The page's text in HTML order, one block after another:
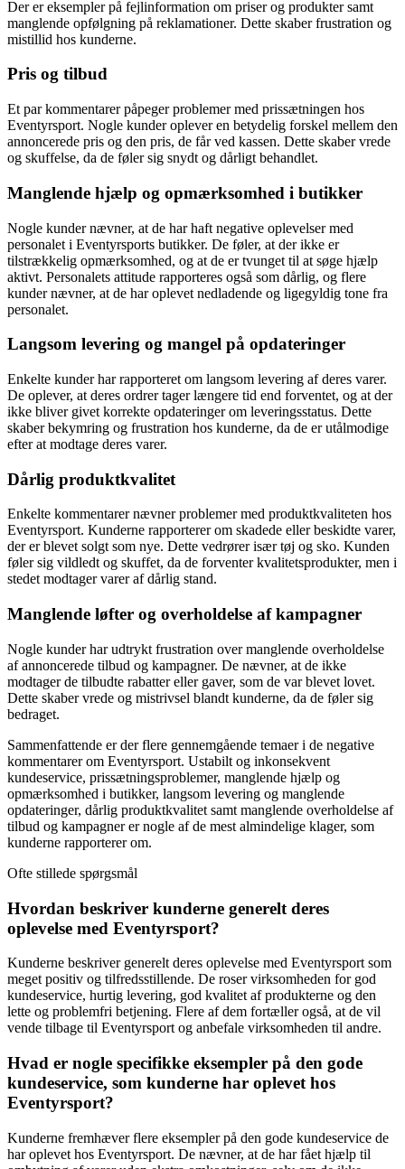
Der er eksempler på fejlinformation om priser og produkter samt
manglende opfølgning på reklamationer. Dette skaber frustration og
mistillid hos kunderne.
Pris og tilbud
Et par kommentarer påpeger problemer med prissætningen hos
Eventyrsport. Nogle kunder oplever en betydelig forskel mellem den
annoncerede pris og den pris, de får ved kassen. Dette skaber vrede
og skuffelse, da de føler sig snydt og dårligt behandlet.
Manglende hjælp og opmærksomhed i butikker
Nogle kunder nævner, at de har haft negative oplevelser med
personalet i Eventyrsports butikker. De føler, at der ikke er
tilstrækkelig opmærksomhed, og at de er tvunget til at søge hjælp
aktivt. Personalets attitude rapporteres også som dårlig, og flere
kunder nævner, at de har oplevet nedladende og ligegyldig tone fra
personalet.
Langsom levering og mangel på opdateringer
Enkelte kunder har rapporteret om langsom levering af deres varer.
De oplever, at deres ordrer tager længere tid end forventet, og at der
ikke bliver givet korrekte opdateringer om leveringsstatus. Dette
skaber bekymring og frustration hos kunderne, da de er utålmodige
efter at modtage deres varer.
Dårlig produktkvalitet
Enkelte kommentarer nævner problemer med produktkvaliteten hos
Eventyrsport. Kunderne rapporterer om skadede eller beskidte varer,
der er blevet solgt som nye. Dette vedrører især tøj og sko. Kunden
føler sig vildledt og skuffet, da de forventer kvalitetsprodukter, men i
stedet modtager varer af dårlig stand.
Manglende løfter og overholdelse af kampagner
Nogle kunder har udtrykt frustration over manglende overholdelse
af annoncerede tilbud og kampagner. De nævner, at de ikke
modtager de tilbudte rabatter eller gaver, som de var blevet lovet.
Dette skaber vrede og mistrivsel blandt kunderne, da de føler sig
bedraget.
Sammenfattende er der flere gennemgående temaer i de negative
kommentarer om Eventyrsport. Ustabilt og inkonsekvent
kundeservice, prissætningsproblemer, manglende hjælp og
opmærksomhed i butikker, langsom levering og manglende
opdateringer, dårlig produktkvalitet samt manglende overholdelse af
tilbud og kampagner er nogle af de mest almindelige klager, som
kunderne rapporterer om.
Ofte stillede spørgsmål
Hvordan beskriver kunderne generelt deres
oplevelse med Eventyrsport?
Kunderne beskriver generelt deres oplevelse med Eventyrsport som
meget positiv og tilfredsstillende. De roser virksomheden for god
kundeservice, hurtig levering, god kvalitet af produkterne og den
lette og problemfri betjening. Flere af dem fortæller også, at de vil
vende tilbage til Eventyrsport og anbefale virksomheden til andre.
Hvad er nogle specifikke eksempler på den gode
kundeservice, som kunderne har oplevet hos
Eventyrsport?
Kunderne fremhæver flere eksempler på den gode kundeservice de
har oplevet hos Eventyrsport. De nævner, at de har fået hjælp til